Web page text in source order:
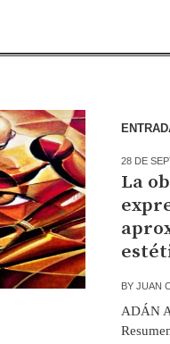
28 DE
La
BY JUAN
ADÁN